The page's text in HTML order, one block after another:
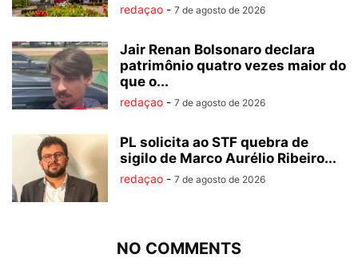
redaçao - 7 de agosto de 2026
Jair Renan Bolsonaro declara
patrimônio quatro vezes maior do
que o...
redaçao - 7 de agosto de 2026
PL solicita ao STF quebra de
sigilo de Marco Aurélio Ribeiro...
redaçao - 7 de agosto de 2026
NO COMMENTS